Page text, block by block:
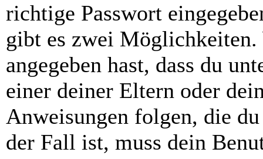
richtige Passwort
gibt es zwei
angegeben hast, dass du
einer deiner Eltern oder
Anweisungen folgen, die
der Fall ist, muss dein